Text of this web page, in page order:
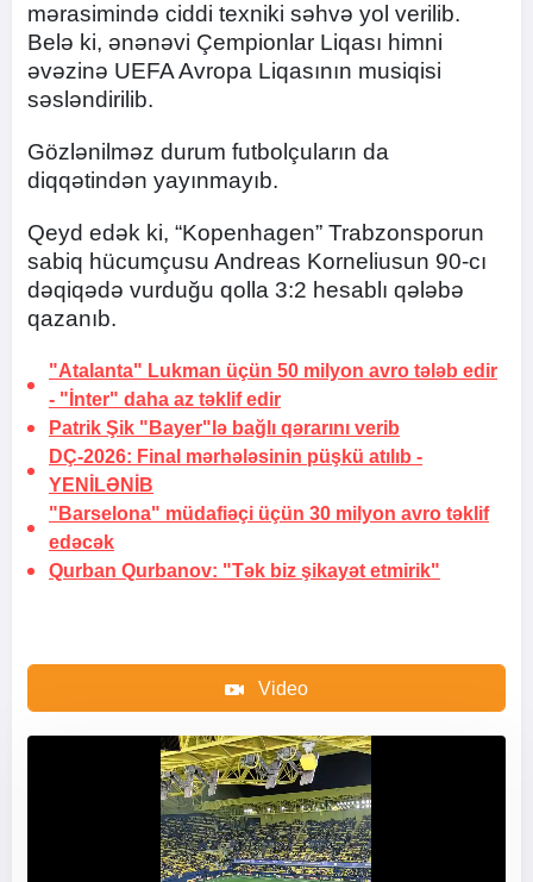
mərasimində ciddi texniki səhvə yol verilib.
Belə ki, ənənəvi Çempionlar Liqası himni
əvəzinə UEFA Avropa Liqasının musiqisi
səsləndirilib.
Gözlənilməz durum futbolçuların da
diqqətindən yayınmayıb.
Qeyd edək ki, “Kopenhagen” Trabzonsporun
sabiq hücumçusu Andreas Korneliusun 90-cı
dəqiqədə vurduğu qolla 3:2 hesablı qələbə
qazanıb.
"Atalanta" Lukman üçün 50 milyon avro tələb edir
- "İnter" daha az təklif edir
Patrik Şik "Bayer"lə bağlı qərarını verib
DÇ-2026: Final mərhələsinin püşkü atılıb -
YENİLƏNİB
"Barselona" müdafiəçi üçün 30 milyon avro təklif
edəcək
Qurban Qurbanov: "Tək biz şikayət etmirik"
Video